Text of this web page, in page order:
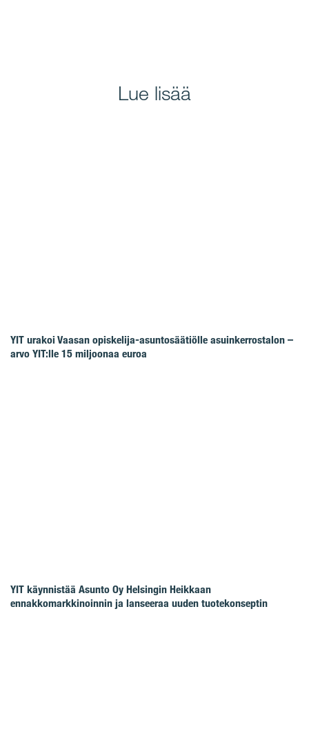
Lue lisää
YIT urakoi Vaasan opiskelija-asuntosäätiölle asuinkerrostalon –
arvo YIT:lle 15 miljoonaa euroa
YIT käynnistää Asunto Oy Helsingin Heikkaan
ennakkomarkkinoinnin ja lanseeraa uuden tuotekonseptin